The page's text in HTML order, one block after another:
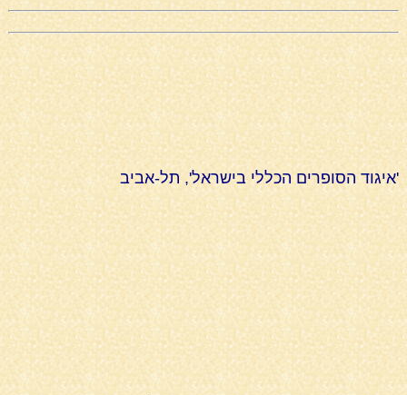
'איגוד הסופרים הכללי בישראל', תל-אביב